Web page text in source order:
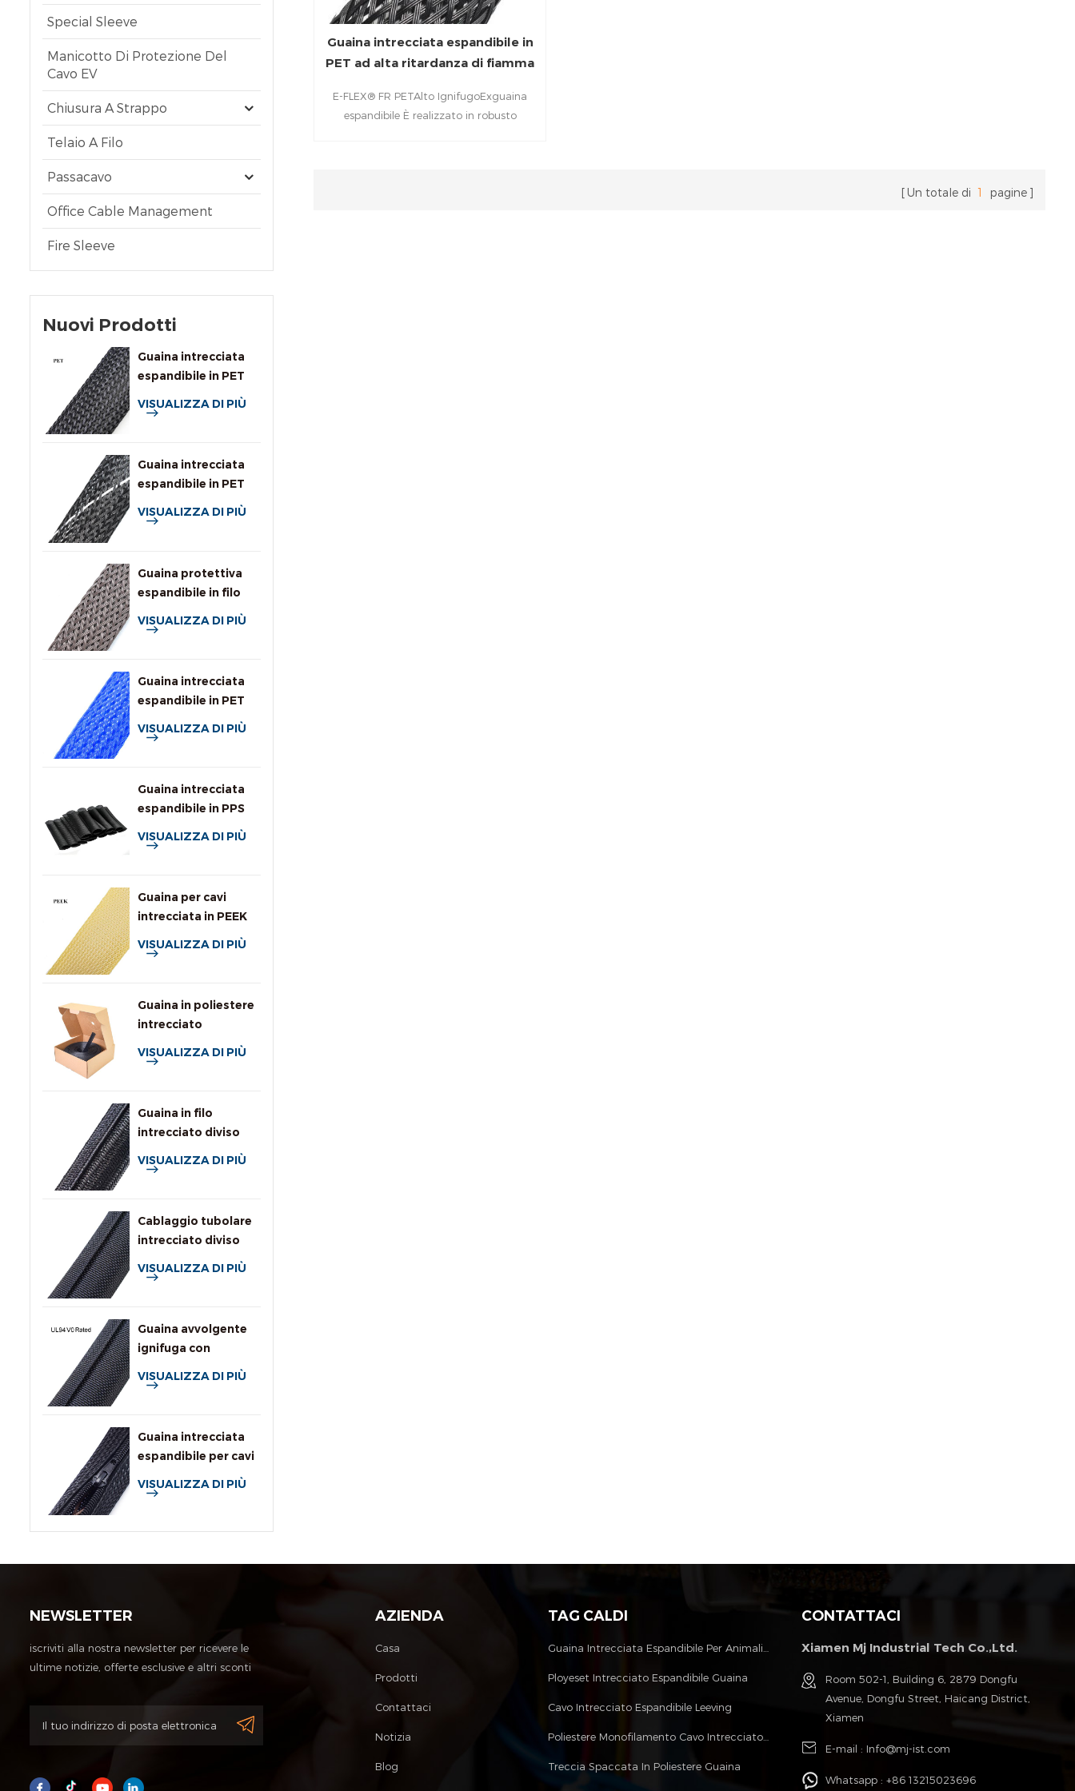
Special Sleeve
Manicotto Di Protezione Del
Cavo EV
Chiusura A Strappo
Telaio A Filo
Passacavo
Office Cable Management
Fire Sleeve
Nuovi Prodotti
Guaina intrecciata
espandibile in PET
VISUALIZZA DI PIÙ
Guaina intrecciata
espandibile in PET
ad alta ritardanza di
fiamma
VISUALIZZA DI PIÙ
Guaina protettiva
espandibile in filo
resistente ai roditori
VISUALIZZA DI PIÙ
Guaina intrecciata
espandibile in PET
VISUALIZZA DI PIÙ
Guaina intrecciata
espandibile in PPS
ad alta temperatura
VISUALIZZA DI PIÙ
Guaina per cavi
intrecciata in PEEK
VISUALIZZA DI PIÙ
Guaina in poliestere
intrecciato
personalizzata con
scatola dispenser
VISUALIZZA DI PIÙ
Guaina in filo
intrecciato diviso
autoavvolgente per
autoveicoli
VISUALIZZA DI PIÙ
Cablaggio tubolare
intrecciato diviso
VISUALIZZA DI PIÙ
Guaina avvolgente
ignifuga con
classificazione UL94
V0
VISUALIZZA DI PIÙ
Guaina intrecciata
espandibile per cavi
VISUALIZZA DI PIÙ
Guaina intrecciata espandibile in
PET ad alta ritardanza di fiamma
E-FLEX® FR PETAlto IgnifugoExguaina
espandibile È realizzato in robusto
Un totale di 1 pagine
NEWSLETTER
iscriviti alla nostra newsletter per ricevere le
ultime notizie, offerte esclusive e altri sconti
AZIENDA
Casa
Prodotti
Contattaci
Notizia
Blog
TAG CALDI
Ployeset Intrecciato Espandibile Guaina
Cavo Intrecciato Espandibile Leeving
Poliestere Monofilamento Cavo Intrecciato Guaina
Treccia Spaccata In Poliestere Guaina
CONTATTACI
Xiamen Mj Industrial Tech Co.,Ltd.
Room 502-1, Building 6, 2879 Dongfu
Avenue, Dongfu Street, Haicang District,
Xiamen
E-mail : Info@mj-ist.com
Whatsapp :+86 13215023696